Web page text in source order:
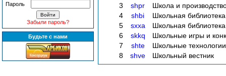
Пароль
Забыли пароль?
Будьте с нами
3
shpr
Школа и
4
shbi
Школьная библиотека
5
sxxa
Школьная
6
skkq
Школьные игры и
7
shte
Школьные технологии
8
shve Школьный вестник